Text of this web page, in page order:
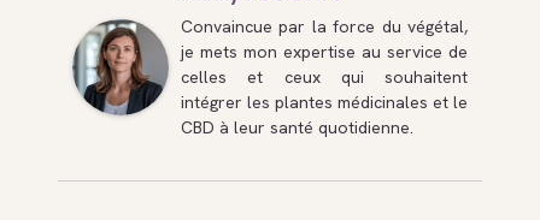
Convaincue par la force du végétal,
je mets mon expertise au service de
celles et ceux qui souhaitent
intégrer les plantes médicinales et le
CBD à leur santé quotidienne.